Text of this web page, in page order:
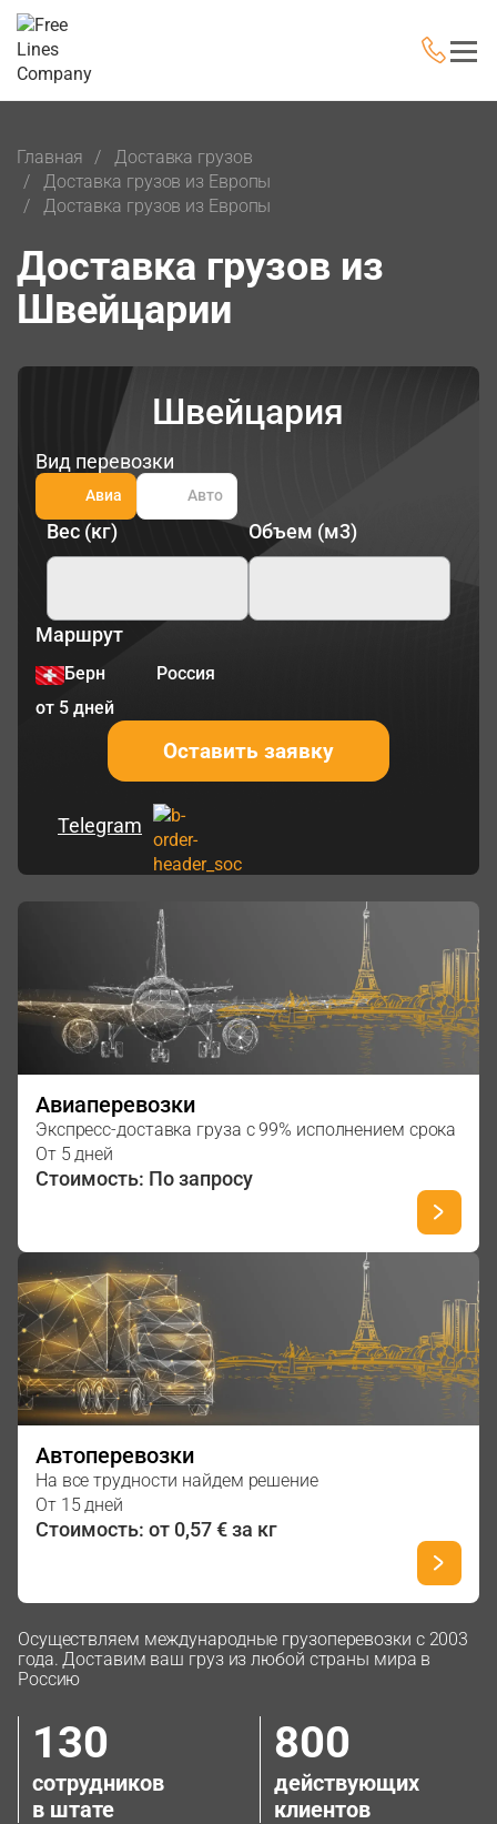
Главная
Доставка грузов
Доставка грузов из Европы
Доставка грузов из Европы
Доставка грузов из
Швейцарии
Швейцария
Вид перевозки
Авиа Авто
Вес (кг) Объем (м3)
Маршрут
Берн
Россия
от 5 дней
Оставить заявку
Telegram
Авиаперевозки
Экспресс-доставка груза с 99% исполнением срока
От 5 дней
Стоимость: По запросу
Автоперевозки
На все трудности найдем решение
От 15 дней
Стоимость: от 0,57 € за кг
Осуществляем международные грузоперевозки с 2003
года. Доставим ваш груз из любой страны мира в
Россию
130
сотрудников
в штате
800
действующих
клиентов